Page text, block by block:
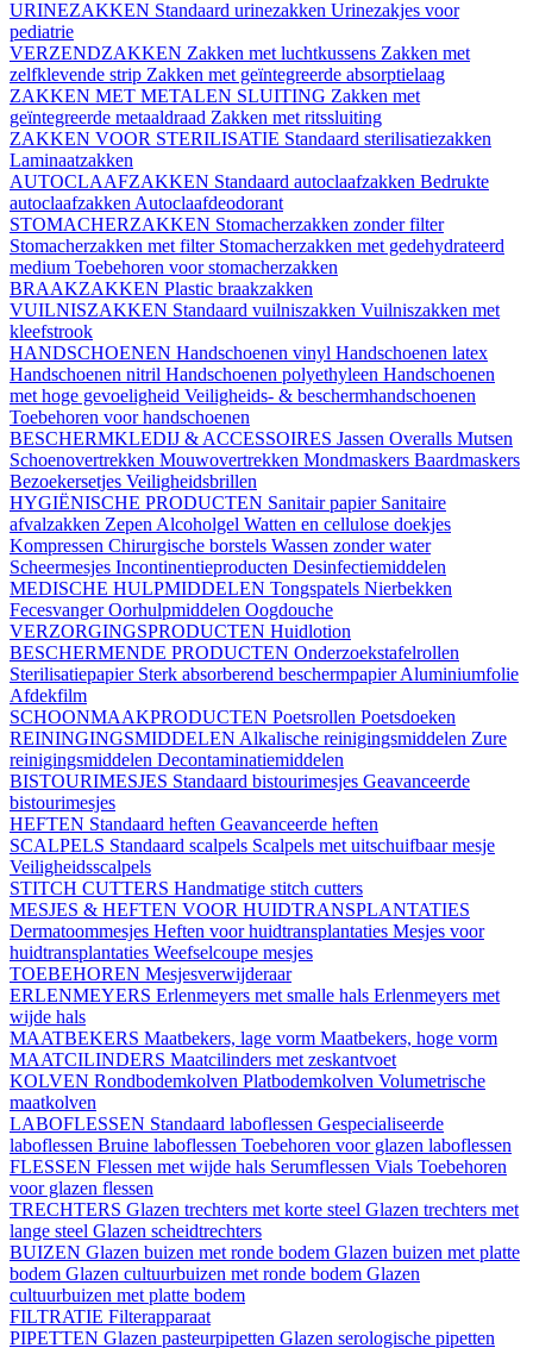
URINEZAKKEN Standaard urinezakken Urinezakjes voor
pediatrie
VERZENDZAKKEN Zakken met luchtkussens Zakken met
zelfklevende strip Zakken met geïntegreerde absorptielaag
ZAKKEN MET METALEN SLUITING Zakken met
geïntegreerde metaaldraad Zakken met ritssluiting
ZAKKEN VOOR STERILISATIE Standaard sterilisatiezakken
Laminaatzakken
AUTOCLAAFZAKKEN Standaard autoclaafzakken Bedrukte
autoclaafzakken Autoclaafdeodorant
STOMACHERZAKKEN Stomacherzakken zonder filter
Stomacherzakken met filter Stomacherzakken met gedehydrateerd
medium Toebehoren voor stomacherzakken
BRAAKZAKKEN Plastic braakzakken
VUILNISZAKKEN Standaard vuilniszakken Vuilniszakken met
kleefstrook
HANDSCHOENEN Handschoenen vinyl Handschoenen latex
Handschoenen nitril Handschoenen polyethyleen Handschoenen
met hoge gevoeligheid Veiligheids- & beschermhandschoenen
Toebehoren voor handschoenen
BESCHERMKLEDIJ & ACCESSOIRES Jassen Overalls Mutsen
Schoenovertrekken Mouwovertrekken Mondmaskers Baardmaskers
Bezoekersetjes Veiligheidsbrillen
HYGIËNISCHE PRODUCTEN Sanitair papier Sanitaire
afvalzakken Zepen Alcoholgel Watten en cellulose doekjes
Kompressen Chirurgische borstels Wassen zonder water
Scheermesjes Incontinentieproducten Desinfectiemiddelen
MEDISCHE HULPMIDDELEN Tongspatels Nierbekken
FecesvangerOorhulpmiddelen Oogdouche
VERZORGINGSPRODUCTEN Huidlotion
BESCHERMENDE PRODUCTEN Onderzoekstafelrollen
Sterilisatiepapier Sterk absorberend beschermpapierAluminiumfolie
Afdekfilm
SCHOONMAAKPRODUCTEN Poetsrollen Poetsdoeken
REININGINGSMIDDELEN Alkalische reinigingsmiddelen Zure
reinigingsmiddelen Decontaminatiemiddelen
BISTOURIMESJES Standaard bistourimesjes Geavanceerde
bistourimesjes
HEFTEN Standaard heften Geavanceerde heften
SCALPELS Standaard scalpels Scalpels met uitschuifbaar mesje
Veiligheidsscalpels
STITCH CUTTERS Handmatige stitch cutters
MESJES & HEFTEN VOOR HUIDTRANSPLANTATIES
Dermatoommesjes Heften voor huidtransplantaties Mesjes voor
huidtransplantaties Weefselcoupe mesjes
TOEBEHOREN Mesjesverwijderaar
ERLENMEYERS Erlenmeyers met smalle hals Erlenmeyers met
wijde hals
MAATBEKERS Maatbekers, lage vorm Maatbekers, hoge vorm
MAATCILINDERS Maatcilinders met zeskantvoet
KOLVEN Rondbodemkolven Platbodemkolven Volumetrische
maatkolven
LABOFLESSEN Standaard laboflessen Gespecialiseerde
laboflessen Bruine laboflessen Toebehoren voor glazen laboflessen
FLESSEN Flessen met wijde hals Serumflessen Vials Toebehoren
voor glazen flessen
TRECHTERS Glazen trechters met korte steel Glazen trechters met
lange steel Glazen scheidtrechters
BUIZEN Glazen buizen met ronde bodem Glazen buizen met platte
bodem Glazen cultuurbuizen met ronde bodem Glazen
cultuurbuizen met platte bodem
FILTRATIE Filterapparaat
PIPETTEN Glazen pasteurpipetten Glazen serologische pipetten